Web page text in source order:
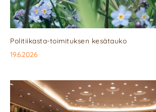
Politiikasta-toimituksen kesätauko
19.6.2026